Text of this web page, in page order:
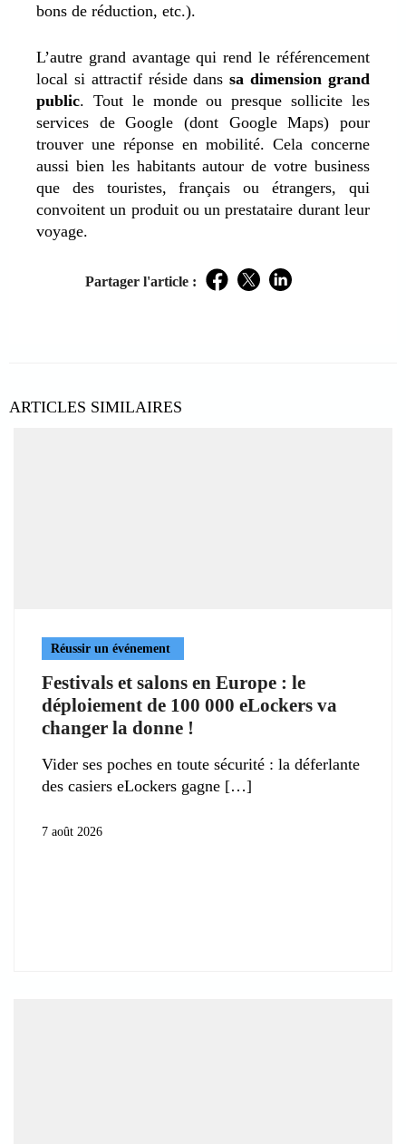
bons de réduction, etc.).
L’autre grand avantage qui rend le référencement
local si attractif réside danssa dimension grand
public. Tout le monde ou presque sollicite les
services de Google (dont Google Maps) pour
trouver une réponse en mobilité. Cela concerne
aussi bien les habitants autour de votre business
que des touristes, français ou étrangers, qui
convoitent un produit ou un prestataire durant leur
voyage.
Partager l'article : Facebook
TwitterLinkedIn
ARTICLES SIMILAIRES
Réussir un événement
Festivals et salons en Europe : le
déploiement de 100 000 eLockers va
changer la donne !
Vider ses poches en toute sécurité : la déferlante
des casiers eLockers gagne
7 août 2026